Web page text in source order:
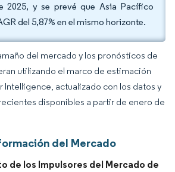
2025, y se prevé que Asia Pacífico
del 5,87% en el mismo horizonte.
del mercado y los pronósticos de
utilizando el marco de estimación
Intelligence, actualizado con los datos y
disponibles a partir de enero de
del Mercado
de los Impulsores del Mercado de